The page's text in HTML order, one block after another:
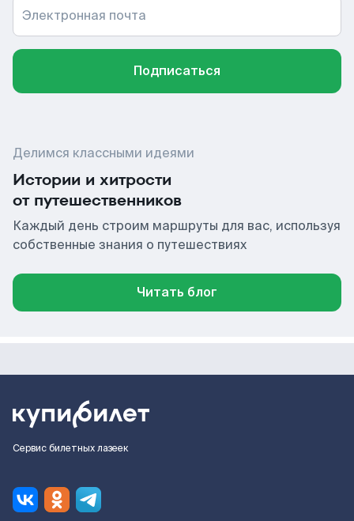
Электронная почта
Подписаться
Делимся классными идеями
Истории и хитрости
от путешественников
Каждый день строим маршруты для вас, используя
собственные знания о путешествиях
Читать блог
Сервис билетных лазеек